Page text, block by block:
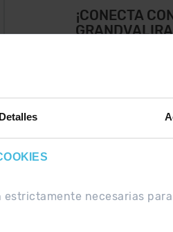
Detalles
necesarias
¡CONECTA